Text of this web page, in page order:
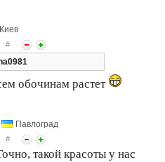
Киев
#
обочинам растет
Павлоград
#
такой красоты у нас